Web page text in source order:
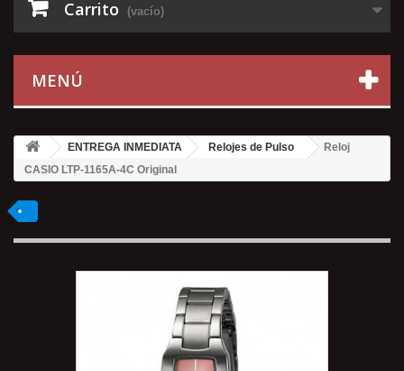
Carrito (vacío)
MENÚ
ENTREGA INMEDIATA Relojes de Pulso
Reloj
CASIO LTP-1165A-4C Original